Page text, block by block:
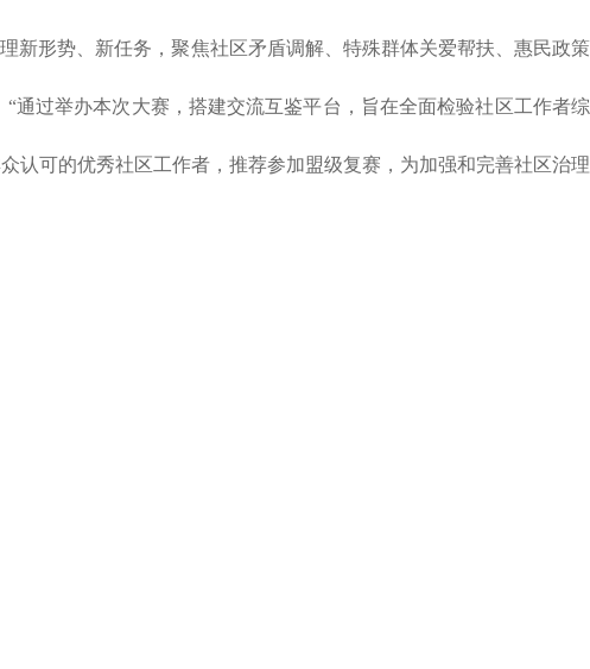
新形势、新任务，聚焦社区矛盾调解、特殊群体关爱帮扶、惠民政策
过举办本次大赛，搭建交流互鉴平台，旨在全面检验社区工作者综
认可的优秀社区工作者，推荐参加盟级复赛，为加强和完善社区治理